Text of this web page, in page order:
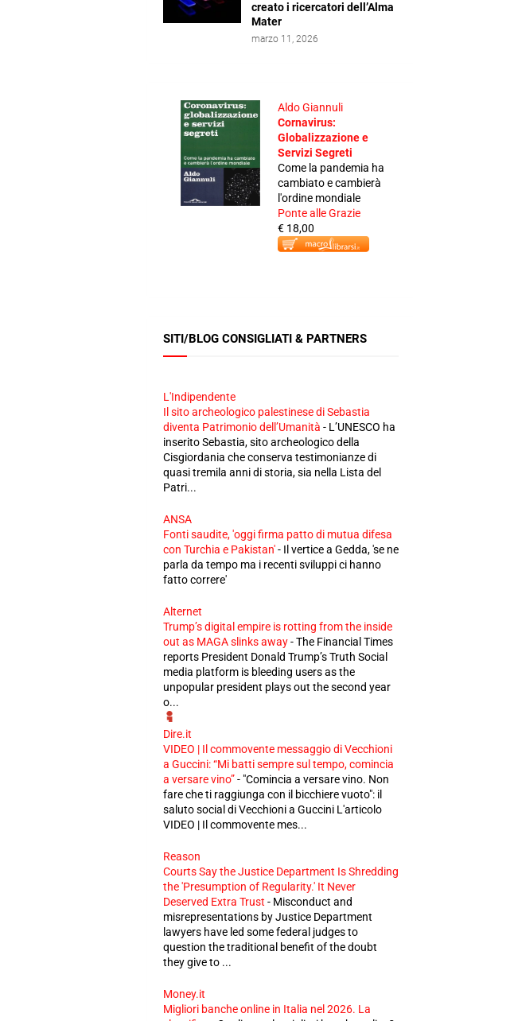
creato i ricercatori dell’Alma
Mater
marzo 11, 2026
Aldo Giannuli
Cornavirus:
Globalizzazione e
Servizi Segreti
Come la pandemia ha
cambiato e cambierà
l'ordine mondiale
Ponte alle Grazie
€ 18,00
SITI/BLOG CONSIGLIATI & PARTNERS
L'Indipendente
Il sito archeologico palestinese di Sebastia
diventa Patrimonio dell’Umanità - L’UNESCO ha
inserito Sebastia, sito archeologico della
Cisgiordania che conserva testimonianze di
quasi tremila anni di storia, sia nella Lista del
Patri...
ANSA
Fonti saudite, 'oggi firma patto di mutua difesa
con Turchia e Pakistan'- Il vertice a Gedda, 'se ne
parla da tempo ma i recenti sviluppi ci hanno
fatto correre'
Alternet
Trump’s digital empire is rotting from the inside
out as MAGA slinks away-The Financial Times
reports President Donald Trump’s Truth Social
media platform is bleeding users as the
unpopular president plays out the second year
o...
Dire.it
VIDEO | Il commovente messaggio di Vecchioni
a Guccini: “Mi batti sempre sul tempo, comincia
a versare vino”- "Comincia a versare vino. Non
fare che ti raggiunga con il bicchiere vuoto": il
saluto social di Vecchioni a Guccini L'articolo
VIDEO | Il commovente mes...
Reason
Courts Say the Justice Department Is Shredding
the 'Presumption of Regularity.' It Never
Deserved Extra Trust - Misconduct and
misrepresentations by Justice Department
lawyers have led some federal judges to
question the traditional benefit of the doubt
they give to ...
Money.it
Migliori banche online in Italia nel 2026. La